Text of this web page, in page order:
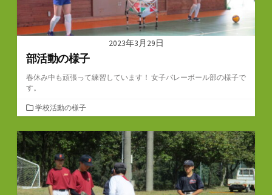
2023年3月29日
部活動の様子
春休み中も頑張って練習しています！ 女子バレーボール部の様子で
す。
カ
テ
ゴ
リ
ー
学校活動の様子